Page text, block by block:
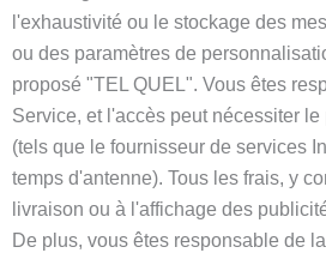
l'exhaustivité ou le stockage des
ou des paramètres de
proposé "TEL QUEL". Vous êtes
Service, et l'accès peut nécessiter
(tels que le fournisseur de services
temps d'antenne). Tous les frais, y
livraison ou à l'affichage des
De plus, vous êtes responsable de